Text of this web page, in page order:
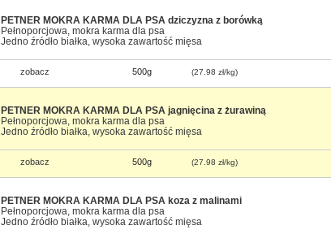
PETNER MOKRA KARMA DLA PSA dziczyzna z borówką
Pełnoporcjowa, mokra karma dla psa
Jedno źródło białka, wysoka zawartość mięsa
zobacz 500g (27.98 zł/kg)
PETNER MOKRA KARMA DLA PSA jagnięcina z żurawiną
Pełnoporcjowa, mokra karma dla psa
Jedno źródło białka, wysoka zawartość mięsa
zobacz 500g (27.98 zł/kg)
PETNER MOKRA KARMA DLA PSA koza z malinami
Pełnoporcjowa, mokra karma dla psa
Jedno źródło białka, wysoka zawartość mięsa